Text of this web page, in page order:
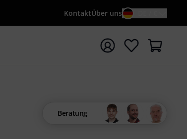
KontaktÜber uns
{searchTerm} starten
Beratung